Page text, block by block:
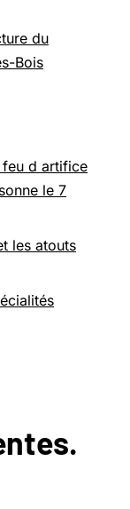
du
Bois
d artifice
le 7
les atouts
.